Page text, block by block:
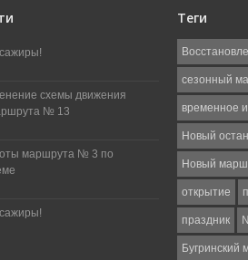
схемы движения
№ 13
маршрута № 3 по
Теги
сезонный
временное
Новый
Новый
открытие
праздник
Бугринский